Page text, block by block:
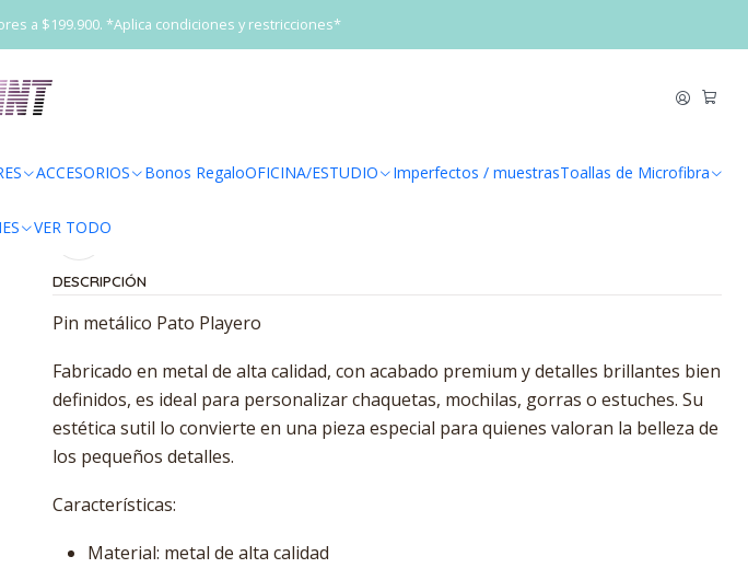
ACCESORIOS Bonos RegaloOFICINA/ESTUDIO Imperfectos / muestrasToallas de Microfibra
VER TODO
a $199.900. *Aplica condiciones y restricciones*
metálico Pato Nadador
Cantidad
Agregar al Carrito Comprar ahora
Agregar a la lista de favoritos
DESCRIPCIÓN
Pin metálico Pato Playero
Fabricado en metal de alta calidad, con acabado premium y detalles brillantes bien
definidos, es ideal para personalizar chaquetas, mochilas, gorras o estuches. Su
estética sutil lo convierte en una pieza especial para quienes valoran la belleza de
los pequeños detalles.
Características:
Material: metal de alta calidad